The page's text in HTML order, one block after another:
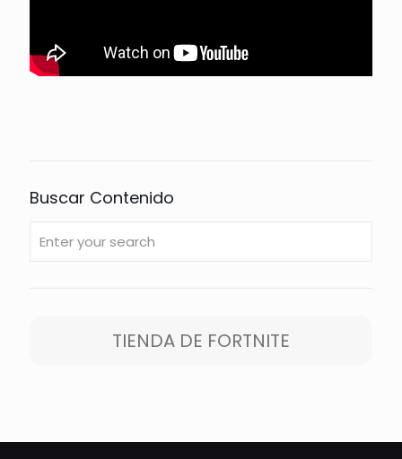
Buscar Contenido
TIENDA DE FORTNITE